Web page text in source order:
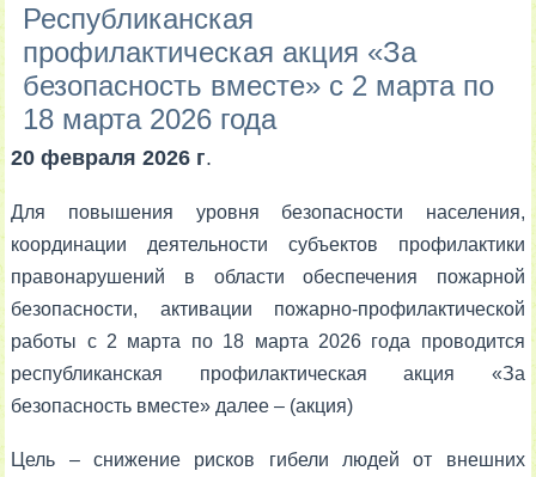
Республиканская
профилактическая акция «За
безопасность вместе» с 2 марта по
18 марта 2026 года
20 февраля 2026 г.
Для повышения уровня безопасности населения,
координации деятельности субъектов профилактики
правонарушений в области обеспечения пожарной
безопасности, активации пожарно-профилактической
работы с 2 марта по 18 марта 2026 года проводится
республиканская профилактическая акция «За
безопасность вместе» далее – (акция)
Цель – снижение рисков гибели людей от внешних